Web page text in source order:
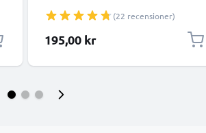
CAB3122001C1, CAB3120000C3
800mAh från CELLONIC
(22 recensioner)
195,00 kr